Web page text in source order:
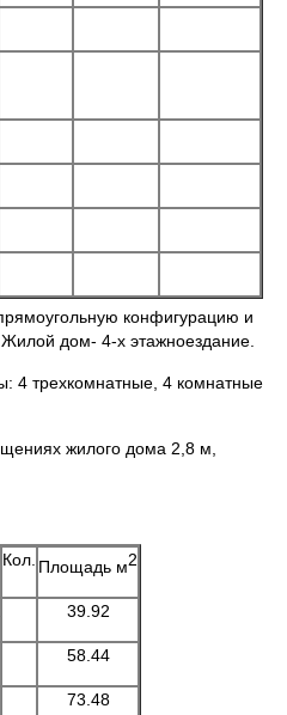
конфигурацию и
дом- 4-х этажноездание.
4 трехкомнатные, 4 комнатные
жилого дома 2,8 м,
Кол. Площадь м2
39.92
58.44
73.48